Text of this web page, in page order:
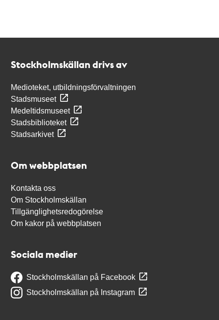
Stockholmskällan drivs av
Medioteket, utbildningsförvaltningen
Stadsmuseet
Medeltidsmuseet
Stadsbiblioteket
Stadsarkivet
Om webbplatsen
Kontakta oss
Om Stockholmskällan
Tillgänglighetsredogörelse
Om kakor på webbplatsen
Sociala medier
Stockholmskällan på Facebook
Stockholmskällan på Instagram